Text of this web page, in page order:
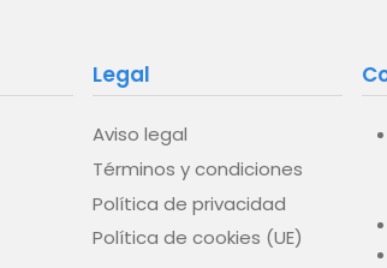
Legal
Aviso legal
Términos y condiciones
Política de privacidad
Política de cookies (UE)